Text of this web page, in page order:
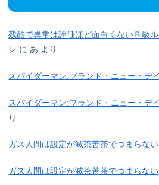
残酷で異常は評価ほど面白くないＢ級
レ にあ より
スパイダーマン:ブランド・ニュー・デ
スパイダーマン:ブランド・ニュー・デ
り
ガス人間は設定が滅茶苦茶でつまらない
ガス人間は設定が滅茶苦茶でつまらない